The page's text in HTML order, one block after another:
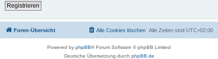
Registrieren
Foren-Übersicht Alle Zeiten sind UTC+02:00
Alle Cookies löschen
Powered by phpBB® Forum Software © phpBB Limited
Deutsche Übersetzung durch phpBB.de